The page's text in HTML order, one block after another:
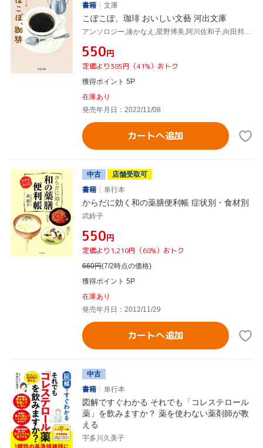
書籍
文庫
こぽこぽ、珈琲 おいしい文藝 河出文庫
アンソロジー,湊かなえ,星野博美,阿川佐和子,向田邦子,村上春樹
¥550円
定価より385円（41%）おトク
獲得ポイント 5P
在庫あり
発売年月日：2022/11/08
カートへ追加
中古
店舗受取可
書籍
単行本
からだに効く和の薬膳便利帳 症状別・食材別
武鈴子
¥550円
定価より1,210円（68%）おトク
660円(7/2時点の価格)
獲得ポイント 5P
在庫あり
発売年月日：2012/11/29
カートへ追加
中古
書籍
単行本
図解ですぐわかる それでも「コレステロール
薬」を飲みますか？ 薬を使わない薬剤師が教
える
宇多川久美子